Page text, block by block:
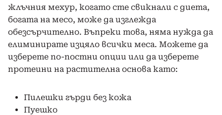
жлъчния мехур, когато сте свикнали с диета,
богата на месо, може да изглежда
обезсърчително. Въпреки това, няма нужда да
елиминирате изцяло всички меса. Можете да
изберете по-постни опции или да изберете
протеини на растителна основа като:
Пилешки гърди без кожа
Пуешко